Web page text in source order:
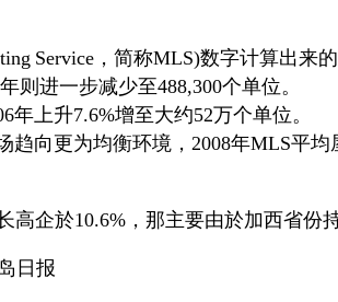
Service，简称MLS)数字计算出来
则进一步减少至488,300个单位。
上升7.6%增至大约52万个单位。
趋向更为均衡环境，2008年MLS平
高企於10.6%，那主要由於加西省份
日报